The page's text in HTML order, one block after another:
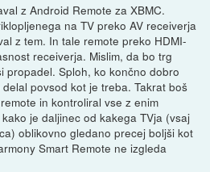
z Android Remote za XBMC.
na TV preko AV receiverja
z tem. In tale remote preko HDMI-
receiverja. Mislim, da bo trg
propadel. Sploh, ko končno dobro
povsod kot je treba. Takrat boš
in kontroliral vse z enim
je daljinec od kakega TVja (vsaj
oblikovno gledano precej boljši kot
Smart Remote ne izgleda